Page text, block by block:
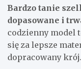
Bardzo tanie
dopasowane i
codzienny model
się za lepsze
dopracowany krój.